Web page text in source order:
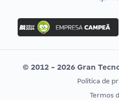
Concurso Ibama
Concurso MPU
Editais publicados
CONCURSOS POR PROFISSÃO
© 2012 - 2026 Gran
Política de
Termos